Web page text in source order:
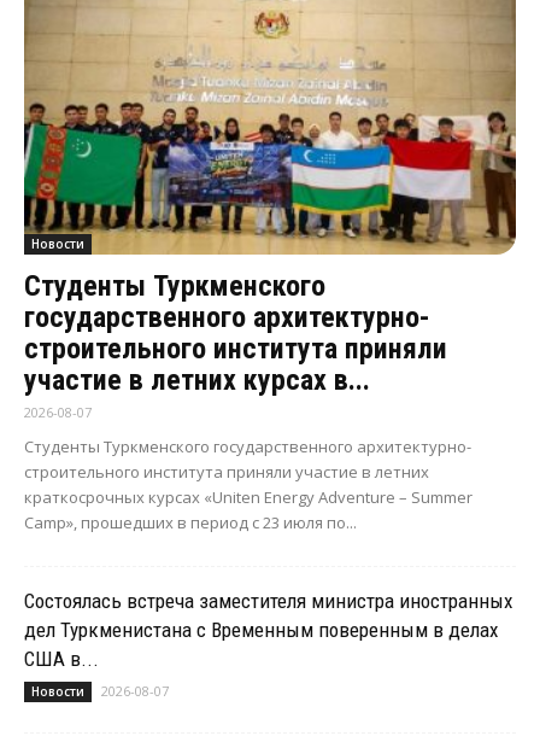
Новости
Студенты Туркменского
государственного архитектурно-
строительного института приняли
участие в летних курсах в...
2026-08-07
Студенты Туркменского государственного архитектурно-
строительного института приняли участие в летних
краткосрочных курсах «Uniten Energy Adventure – Summer
Camp», прошедших в период с 23 июля по...
Состоялась встреча заместителя министра иностранных
дел Туркменистана с Временным поверенным в делах
США в...
Новости 2026-08-07